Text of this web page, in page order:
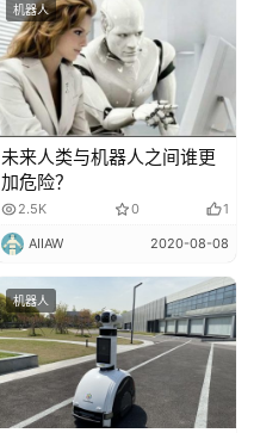
机器人
未来人类与机器人之间谁更
加危险？
2.5K 0 1
AIIAW 2020-08-08
机器人